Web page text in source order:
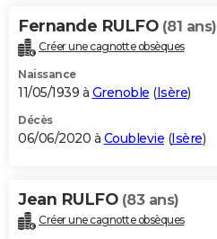
Fernande RULFO (81 ans)
Créer une cagnotte obsèques
Naissance
11/05/1939 à Grenoble (Isère)
Décès
06/06/2020 à Coublevie (Isère)
Jean RULFO (83 ans)
Créer une cagnotte obsèques